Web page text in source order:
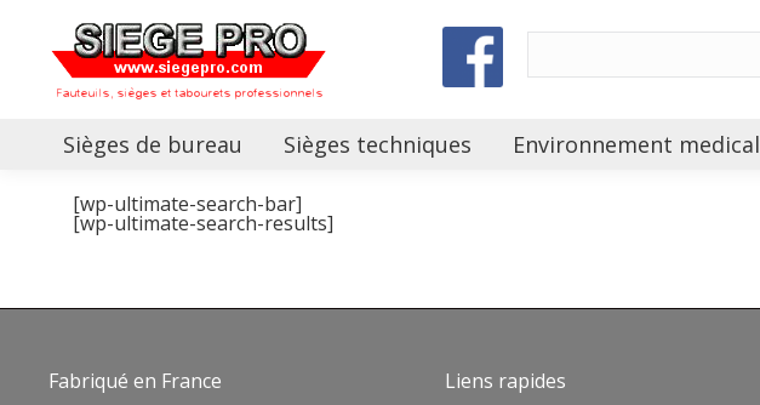
Sièges de bureau Sièges techniques Environnement medical
[wp-ultimate-search-bar]
[wp-ultimate-search-results]
Fabriqué en France Liens rapides